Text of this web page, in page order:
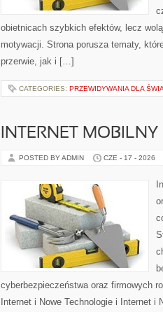
obietnicach szybkich efektów, lecz
motywacji. Strona porusza tematy,
przerwie, jak i […]
CATEGORIES: PRZEWIDYWANIA DLA
INTERNET MOBILNY
POSTED BY ADMIN CZE - 17 - 2026
cyberbezpieczeństwa oraz firmowych
Internet i Nowe Technologie i Internet i